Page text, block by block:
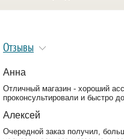
Отзывы
Анна
Отличный магазин - хороший
проконсультировали и быстро
Алексей
Очередной заказ получил,